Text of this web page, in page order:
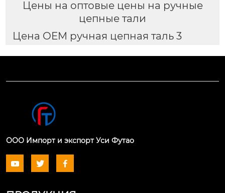
Цены на оптовые цены на ручные
цепные тали
Цена OEM ручная цепная таль 3
ООО Импорт и экспорт Уси Футао
  